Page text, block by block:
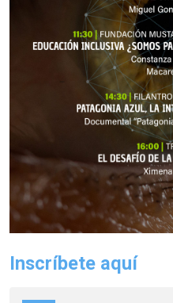
Inscríbete aquí